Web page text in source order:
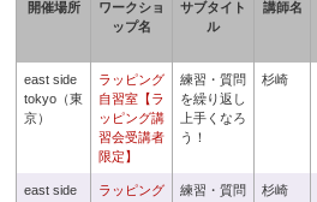
開催場所
ワークショ
ップ名
サブタイト
ル
講師名
east side
tokyo（東
京）
ラッピング
自習室【ラ
ッピング講
習会受講者
限定】
練習・質問
を繰り返し
上手くなろ
う！
杉崎
east side
ラッピング
練習・質問
杉崎